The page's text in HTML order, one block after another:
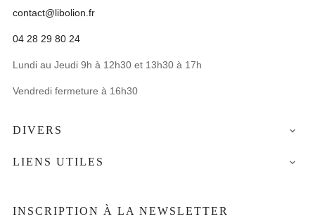
contact@libolion.fr
04 28 29 80 24
Lundi au Jeudi 9h à 12h30 et 13h30 à 17h
Vendredi fermeture à 16h30
DIVERS 
LIENS UTILES 
INSCRIPTION À LA NEWSLETTER